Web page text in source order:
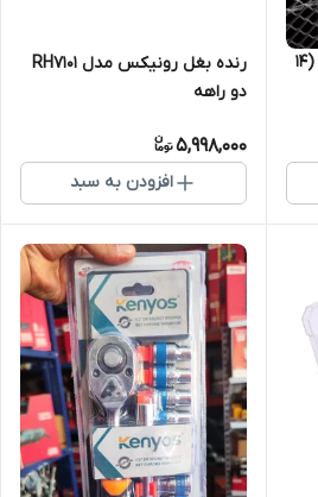
مفتول بر RH-3301 رونیکس (14
رنده بغل رونیکس مدل RH7101
دو راهه
5,998,000
افزودن به سبد